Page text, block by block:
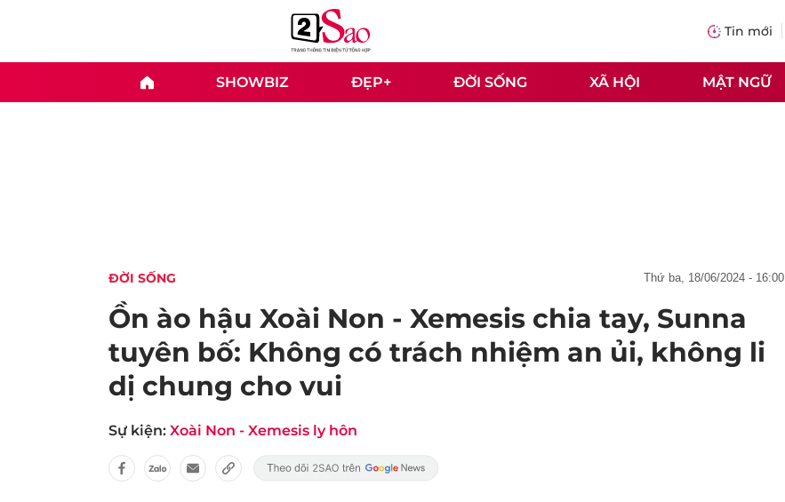
Tin mới
SHOWBIZ ĐẸP+ ĐỜI SỐNG XÃ HỘI MẬT NGỮ
ĐỜI SỐNG thứ ba, 18/06/2024 - 16:00
Ồn ào hậu Xoài Non - Xemesis chia tay, Sunna
tuyên bố: Không có trách nhiệm an ủi, không li
dị chung cho vui
Sự kiện: Xoài Non - Xemesis ly hôn